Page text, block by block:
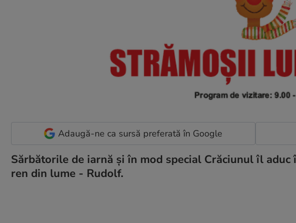
Adaugă-ne ca sursă preferată în Google
Sărbătorile de iarnă și în mod special Crăciunul îl
ren din lume - Rudolf.